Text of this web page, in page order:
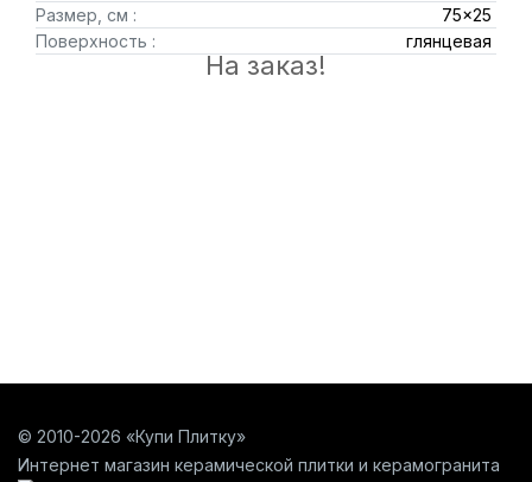
Размер, см :
75x25
Поверхность :
глянцевая
На заказ!
© 2010-2026 «Купи Плитку»
Интернет магазин керамической плитки и керамогранита